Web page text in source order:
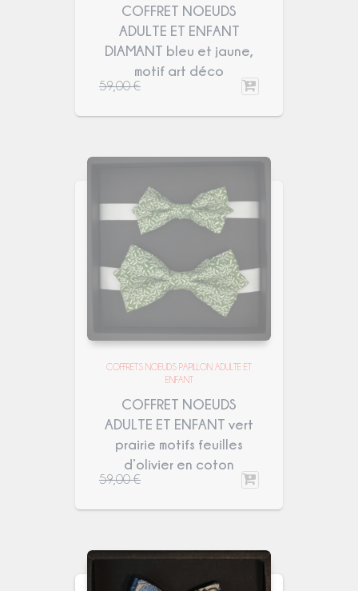
COFFRET NOEUDS
ADULTE ET ENFANT
DIAMANT bleu et jaune,
motif art déco
59,00€
COFFRETS NOEUDS PAPILLON ADULTE ET
ENFANT
COFFRET NOEUDS
ADULTE ET ENFANT vert
prairie motifs feuilles
d’olivier en coton
59,00€